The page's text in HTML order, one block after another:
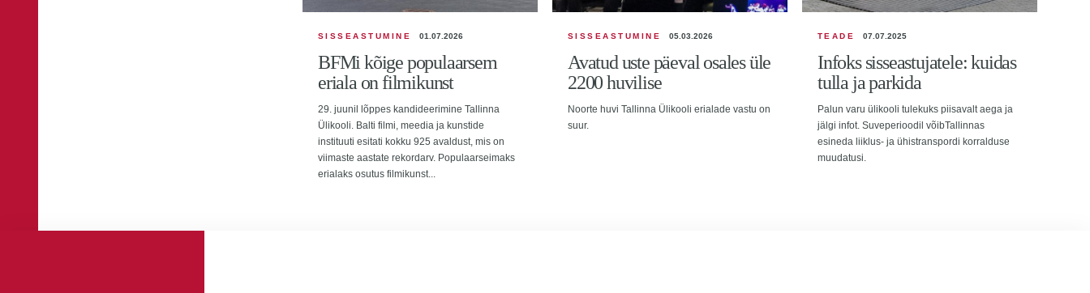
SISSEASTUMINE 01.07.2026
BFMi kõige populaarsem
eriala on filmikunst
29. juunil lõppes kandideerimine Tallinna
Ülikooli. Balti filmi, meedia ja kunstide
instituuti esitati kokku 925 avaldust, mis on
viimaste aastate rekordarv. Populaarseimaks
erialaks osutus filmikunst...
SISSEASTUMINE 05.03.2026
Avatud uste päeval osales üle
2200 huvilise
Noorte huvi Tallinna Ülikooli erialade vastu on
suur.
TEADE 07.07.2025
Infoks sisseastujatele: kuidas
tulla ja parkida
Palun varu ülikooli tulekuks piisavalt aega ja
jälgi infot. Suveperioodil võibTallinnas
esineda liiklus- ja ühistranspordi korralduse
muudatusi.